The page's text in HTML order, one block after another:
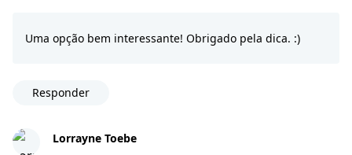
Uma opção bem interessante! Obrigado pela dica. :)
Responder
Lorrayne Toebe